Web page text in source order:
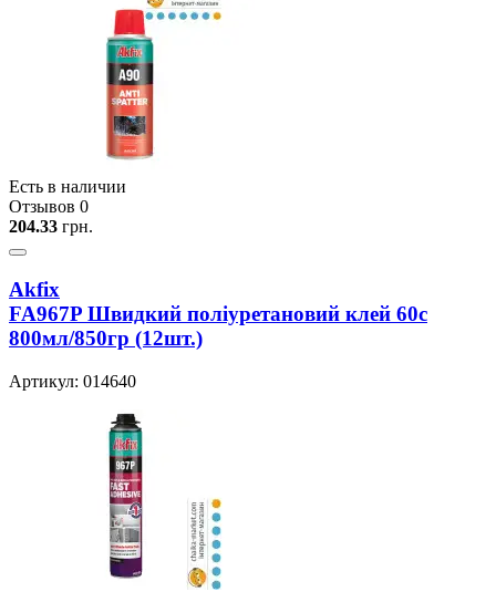
Есть в наличии
Отзывов 0
204.33 грн.
Akfix
FA967P Швидкий полiуретановий клей 60с
800мл/850гр (12шт.)
Артикул: 014640